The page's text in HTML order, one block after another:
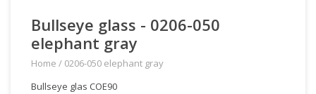
Bullseye glass - 0206-050
elephant gray
Home / 0206-050 elephant gray
Bullseye glas COE90